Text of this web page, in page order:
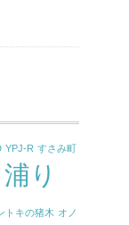
YPJ-R すさみ町
り
トキの猪木 オノ